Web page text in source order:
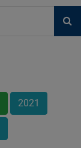
2021